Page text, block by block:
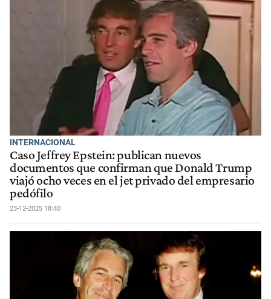
INTERNACIONAL
Caso Jeffrey Epstein: publican nuevos
documentos que confirman que Donald Trump
viajó ocho veces en el jet privado del empresario
pedófilo
23-12-2025 18:40